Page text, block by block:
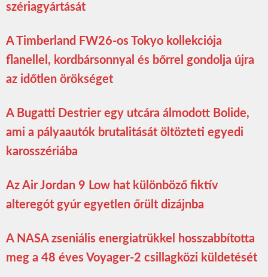
szériagyártását
A Timberland FW26-os Tokyo kollekciója
flanellel, kordbársonnyal és bőrrel gondolja újra
az időtlen örökséget
A Bugatti Destrier egy utcára álmodott Bolide,
ami a pályaautók brutalitását öltözteti egyedi
karosszériába
Az Air Jordan 9 Low hat különböző fiktív
alteregót gyúr egyetlen őrült dizájnba
A NASA zseniális energiatrükkel hosszabbította
meg a 48 éves Voyager-2 csillagközi küldetését